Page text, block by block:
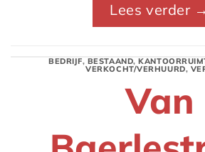
Lees verder →
BEDRIJF, BESTAAND,
VERKOCHT/VERHUURD,
Van